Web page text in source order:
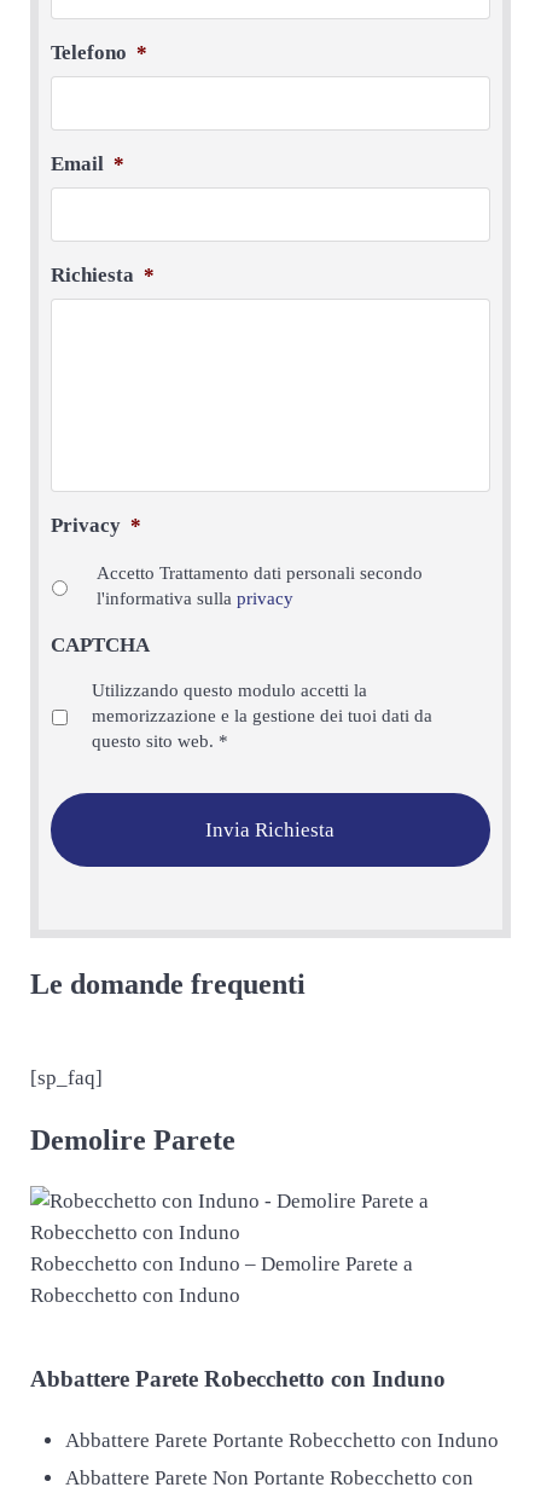
Telefono *
Email *
Richiesta *
Privacy *
Accetto Trattamento dati personali secondo
l'informativa sulla privacy
CAPTCHA
Privacy *
Utilizzando questo modulo accetti la
memorizzazione e la gestione dei tuoi dati da
questo sito web. *
Le domande frequenti
[sp_faq]
Demolire Parete
Robecchetto con Induno – Demolire Parete a
Robecchetto con Induno
AbbattereParete Robecchetto con Induno
Abbattere Parete Portante Robecchetto con Induno
Abbattere Parete Non Portante Robecchetto con